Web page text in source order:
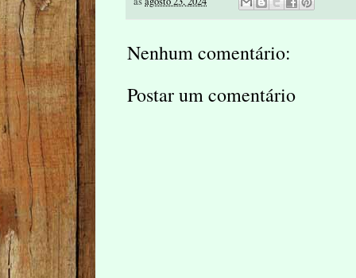
Nenhum comentário:
Postar um comentário